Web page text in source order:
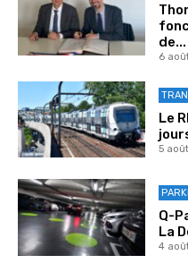
de...
6
Le
5
Q-
La
4